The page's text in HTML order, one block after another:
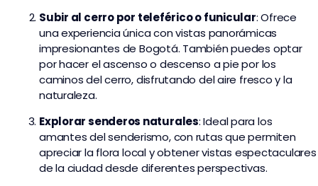
Subir al cerro por teleférico o funicular: Ofrece
una experiencia única con vistas panorámicas
impresionantes de Bogotá. También puedes optar
por hacer el ascenso o descenso a pie por los
caminos del cerro, disfrutando del aire fresco y la
naturaleza.
Explorar senderos naturales: Ideal para los
amantes del senderismo, con rutas que permiten
apreciar la flora local y obtener vistas espectaculares
de la ciudad desde diferentes perspectivas.